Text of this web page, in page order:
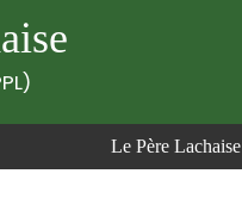
Le Père Lachaise